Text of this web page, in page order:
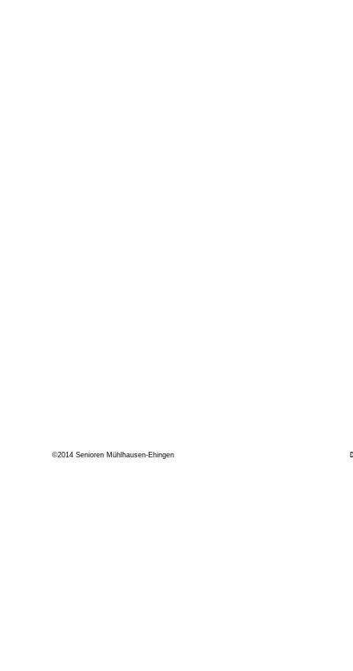
©2014 Senioren Mühlhausen-Ehingen